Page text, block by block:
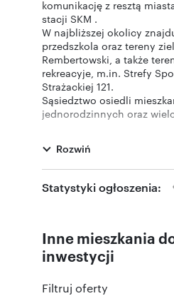
komunikację z resztą
stacji SKM .
W najbliższej okolicy
przedszkola oraz tereny
Rembertowski, a także
rekreacyje, m.in. Strefy
Strażackiej 121.
Sąsiedztwo osiedli
jednorodzinnych oraz
Numer oferty: 31
Rozwiń
Statystyki ogłoszenia:
Inne mieszkania
inwestycji
Filtruj oferty